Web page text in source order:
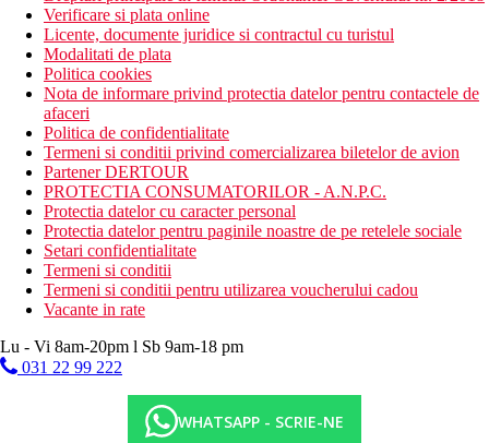
Verificare si plata online
Licente, documente juridice si contractul cu turistul
Modalitati de plata
Politica cookies
Nota de informare privind protectia datelor pentru contactele de
afaceri
Politica de confidentialitate
Termeni si conditii privind comercializarea biletelor de avion
Partener DERTOUR
PROTECTIA CONSUMATORILOR - A.N.P.C.
Protectia datelor cu caracter personal
Protectia datelor pentru paginile noastre de pe retelele sociale
Setari confidentialitate
Termeni si conditii
Termeni si conditii pentru utilizarea voucherului cadou
Vacante in rate
Lu - Vi 8am-20pm l Sb 9am-18 pm
031 22 99 222
WHATSAPP - SCRIE-NE